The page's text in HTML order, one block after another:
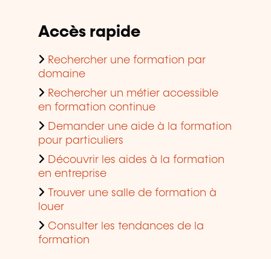
Accès rapide
Rechercher une formation par
domaine
Rechercher un métier accessible
en formation continue
Demander une aide à la formation
pour particuliers
Découvrir les aides à la formation
en entreprise
Trouver une salle de formation à
louer
Consulter les tendances de la
formation